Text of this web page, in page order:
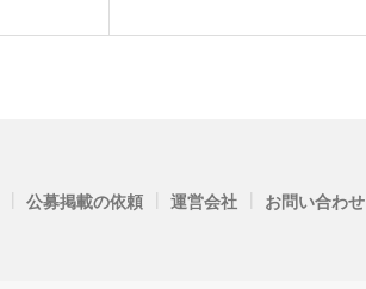
| 公募掲載の依頼 | 運営会社 | お問い合わせ